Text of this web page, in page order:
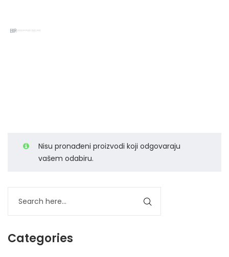
Nisu pronađeni proizvodi koji odgovaraju
vašem odabiru.
Categories